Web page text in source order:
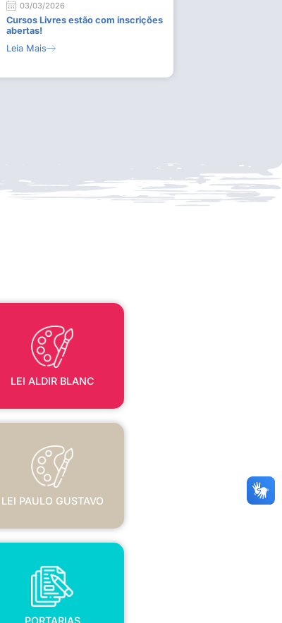
03/03/2026
Cursos Livres estão com inscrições
abertas!
Leia Mais
LEI ALDIR BLANC
LEI ALDIR BLANC
LEI PAULO GUSTAVO
LEI PAULO GUSTAVO
PORTARIAS
PORTARIAS